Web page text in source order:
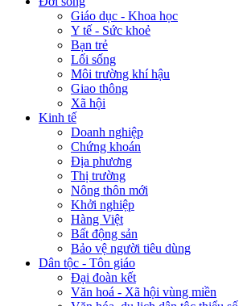
Giáo dục - Khoa học
Y tế - Sức khoẻ
Bạn trẻ
Lối sống
Môi trường khí hậu
Giao thông
Xã hội
Kinh tế
Doanh nghiệp
Chứng khoán
Địa phương
Thị trường
Nông thôn mới
Khởi nghiệp
Hàng Việt
Bất động sản
Bảo vệ người tiêu dùng
Dân tộc - Tôn giáo
Đại đoàn kết
Văn hoá - Xã hội vùng miền